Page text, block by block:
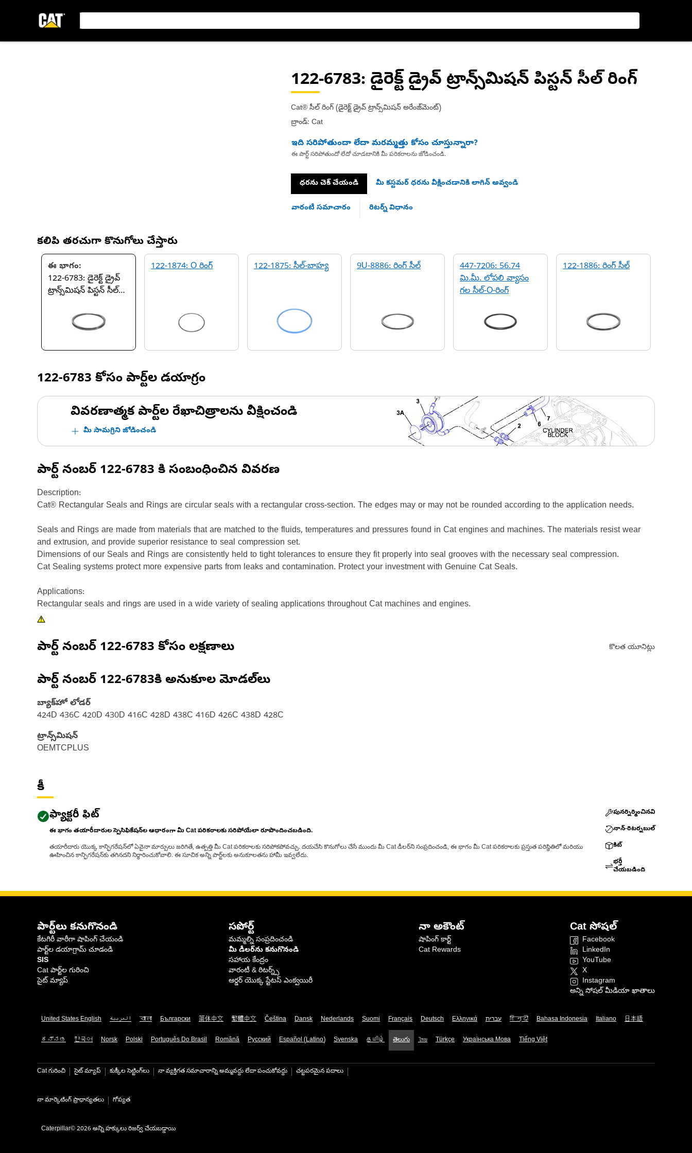
122-6783: డైరెక్ట్ డ్రైవ్ ట్రాన్స్‌మిషన్ పిస్టన్ సీల్ రింగ్
Cat® సీల్ రింగ్ (డైరెక్ట్ డ్రైవ్ ట్రాన్స్‌మిషన్ అరేంజ్‌మెంట్)
బ్రాండ్: Cat
ఇది సరిపోతుందా లేదా మరమ్మత్తు కోసం చూస్తున్నారా?
ఈ పార్ట్ సరిపోతుందో లేదో చూడటానికి మీ పరికరాలను జోడించండి.
ధరను చెక్ చేయండి మీ కస్టమర్ ధరను వీక్షించడానికి లాగిన్ అవ్వండి
వారంటీ సమాచారం రిటర్న్ విధానం
కలిపి తరచుగా కొనుగోలు చేస్తారు
ఈ భాగం:
122-6783: డైరెక్ట్ డ్రైవ్
ట్రాన్స్‌మిషన్ పిస్టన్ సీల్
122-1874: O రింగ్ 122-1875: సీల్-బాహ్య 9U-8886: రింగ్ సీల్
447-7206: 56.74
మి.మీ. లోపలి వ్యాసం
గల సీల్-O-రింగ్
122-1886: రింగ్ సీల్
122-6783 కోసం పార్ట్‌ల డయాగ్రం
వివరణాత్మక పార్ట్‌ల రేఖాచిత్రాలను వీక్షించండి
మీ సామగ్రిని జోడించండి
పార్ట్ నంబర్ 122-6783 కి సంబంధించిన వివరణ
Description:
Cat® Rectangular Seals and Rings are circular seals with a rectangular cross-section. The edges may or may not be rounded according to the application needs.
Seals and Rings are made from materials that are matched to the fluids, temperatures and pressures found in Cat engines and machines. The materials resist wear
and extrusion, and provide superior resistance to seal compression set.
Dimensions of our Seals and Rings are consistently held to tight tolerances to ensure they fit properly into seal grooves with the necessary seal compression.
Cat Sealing systems protect more expensive parts from leaks and contamination. Protect your investment with Genuine Cat Seals.
Applications:
Rectangular seals and rings are used in a wide variety of sealing applications throughout Cat machines and engines.
పార్ట్ నంబర్ 122-6783 కోసం లక్షణాలు కొలత యూనిట్లు
పార్ట్ నంబర్ 122-6783కి అనుకూల మోడల్‌లు
బ్యాక్‌హో లోడర్
424D 436C 420D 430D 416C 428D 438C 416D 426C 438D 428C
ట్రాన్స్‌మిషన్
OEMTCPLUS
కీ
ఫ్యాక్టరీ ఫిట్
ఈ భాగం తయారీదారుల స్పెసిఫికేషన్‌ల ఆధారంగా మీ Cat పరికరాలకు సరిపోయేలా రూపొందించబడింది.
తయారీదారు యొక్క కాన్ఫిగరేషన్‌లో ఏవైనా మార్పులు జరిగితే, ఉత్పత్తి మీ Cat పరికరాలకు సరిపోకపోవచ్చు. దయచేసి కొనుగోలు చేసే ముందు మీ Cat డీలర్‌ని సంప్రదించండి, ఈ భాగం మీ Cat పరికరాలకు ప్రస్తుత పరిస్థితిలో మరియు
ఊహించిన కాన్ఫిగరేషన్‌కు తగినదని నిర్ధారించుకోవాలి. ఈ సూచిక అన్ని పార్ట్‌లకు అనుకూలతను హామీ ఇవ్వలేదు.
పునర్నిర్మించినవి
నాన్-రిటర్నబుల్
కిట్
భర్తీ
చేయబడింది
పార్ట్‌లు కనుగొనండి
కేటగిరీ వారీగా షాపింగ్ చేయండి
పార్ట్‌ల డయాగ్రామ్ చూడండి
SIS
Cat పార్ట్‌ల గురించి
సైట్ మ్యాప్
సపోర్ట్
మమ్మల్ని సంప్రదించండి
మీ డీలర్‌ను కనుగొనండి
సహాయ కేంద్రం
వారంటీ & రిటర్న్స్
ఆర్డర్ యొక్క స్టేటస్ ఎంక్వయిరీ
నా అకౌంట్
షాపింగ్ కార్ట్
Cat Rewards
Cat సోషల్
Facebook
LinkedIn
YouTube
X
Instagram
అన్ని సోషల్ మీడియా ఖాతాలు
United States English العربية বাংলা Български 简体中文 繁體中文 Čeština Dansk Nederlands Suomi Français Deutsch Ελληνικά עברית हिन्दी Bahasa Indonesia Italiano 日本語
ಕನ್ನಡ 한국어 Norsk Polski Português Do Brasil Română Русский Español (Latino) Svenska தமிழ் తెలుగు ไทย Türkçe Українська Мова Tiếng Việt
Cat గురించి సైట్ మ్యాప్ కుక్కీల సెట్టింగ్‌లు నా వ్యక్తిగత సమాచారాన్ని అమ్మవద్దు లేదా పంచుకోవద్దు చట్టపరమైన పదాలు
నా మార్కెటింగ్ ప్రాధాన్యతలు గోప్యత
Caterpillar© 2026 అన్ని హక్కులు రిజర్వ్ చేయబడ్డాయి